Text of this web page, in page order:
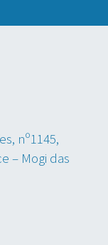
nº1145,
– Mogi das